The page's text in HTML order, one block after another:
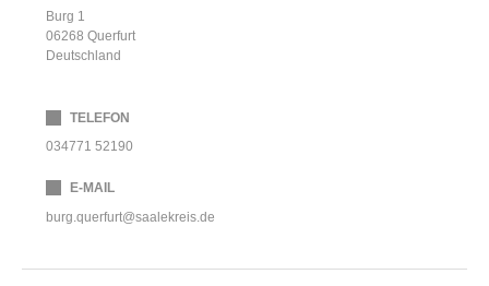
Burg 1
06268 Querfurt
Deutschland
TELEFON
034771 52190
E-MAIL
burg.querfurt@saalekreis.de